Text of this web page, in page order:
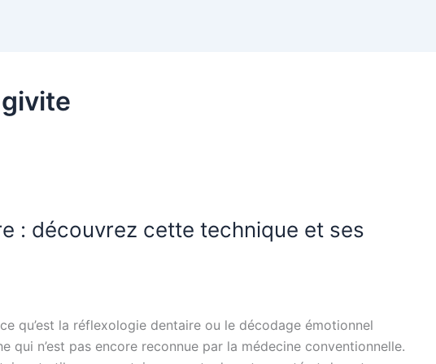
: découvrez cette technique et ses
qu’est la réflexologie dentaire ou le décodage émotionnel
qui n’est pas encore reconnue par la médecine conventionnelle.